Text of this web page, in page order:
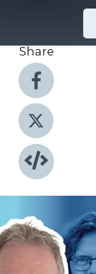
Share